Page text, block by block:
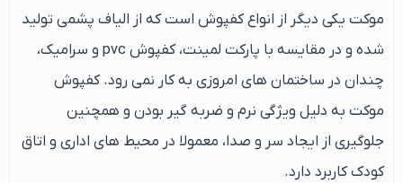
موکت یکی دیگر از انواع کفپوش است که از الیاف پشمی تولید
شده و در مقایسه با پارکت لمینت، کفپوش pvc و سرامیک،
چندان در ساختمان های امروزی به کار نمی رود. کفپوش
موکت به دلیل ویژگی نرم و ضربه گیر بودن و همچنین
جلوگیری از ایجاد سر و صدا، معمولا در محیط های اداری و اتاق
کودک کاربرد دارد.